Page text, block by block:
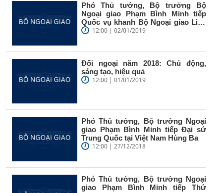
Phó Thủ tướng, Bộ trưởng Bộ
Ngoại giao Phạm Bình Minh tiếp
Quốc vụ khanh Bộ Ngoại giao Liên
hiệp...12:00 | 02/01/2019
Đối ngoại năm 2018: Chủ động,
sáng tạo, hiệu quả
12:00 | 01/01/2019
Phó Thủ tướng, Bộ trưởng Ngoại
giao Phạm Bình Minh tiếp Đại sứ
Trung Quốc tại Việt Nam Hùng Ba
12:00 | 27/12/2018
Phó Thủ tướng, Bộ trưởng Ngoại
giao Phạm Bình Minh tiếp Thứ